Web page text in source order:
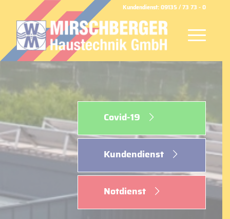
Kundendienst: 09135 / 73 73 - 0
Covid-19
Kundendienst
Notdienst